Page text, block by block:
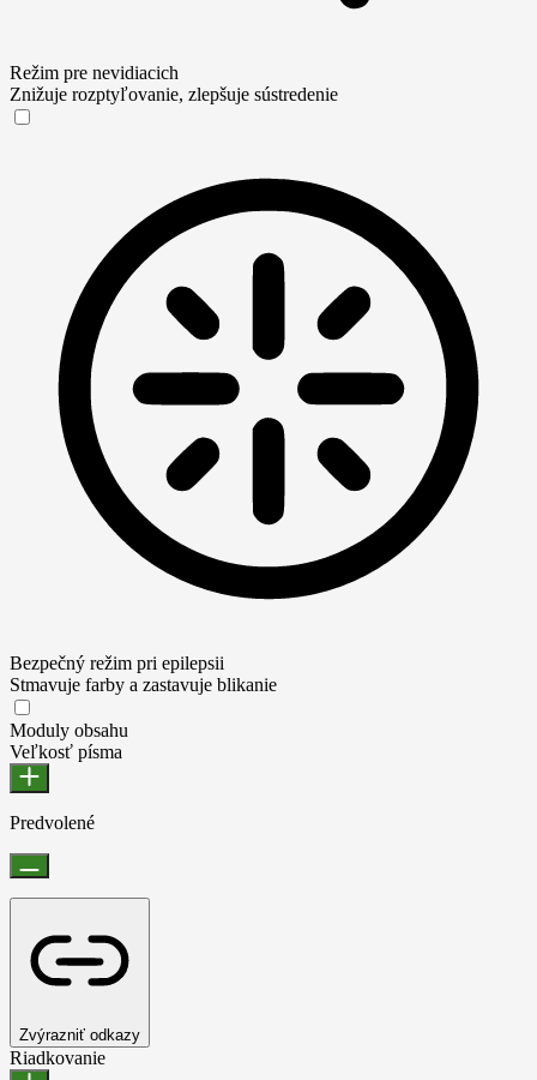
Režim pre nevidiacich
Znižuje rozptyľovanie, zlepšuje sústredenie
Bezpečný režim pri epilepsii
Stmavuje farby a zastavuje blikanie
Moduly obsahu
Veľkosť písma
Predvolené
Zvýrazniť odkazy
Riadkovanie